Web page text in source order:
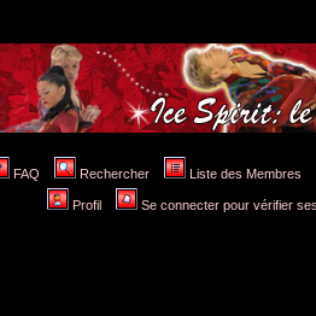
FAQ Rechercher Liste des Membres
Profil Se connecter pour vérifier